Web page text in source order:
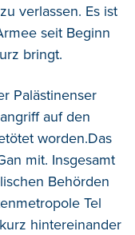
verlassen. Es ist
seit Beginn
bringt.
Palästinenser
auf den
worden.Das
mit. Insgesamt
Behörden
Tel
hintereinander